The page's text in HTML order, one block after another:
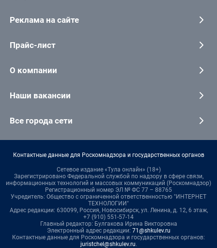
Реклама на сайте
Прайс-лист
О компании
Наши вакансии
Все города сети
Контактные данные для Роскомнадзора и государственных органов
Сетевое издание «Тула онлайн» (18+)
Зарегистрировано Федеральной службой по надзору в сфере связи,
информационных технологий и массовых коммуникаций (Роскомнадзор)
Регистрационный номер ЭЛ № ФС 77 – 88765
Учредитель: Общество с ограниченной ответственностью "ИНТЕРНЕТ
ТЕХНОЛОГИИ"
Адрес редакции: 630099, Россия, Новосибирск, ул. Ленина, д. 12, 6 этаж,
+7 (910) 551-57-14
Главный редактор: Булгакова Ирина Викторовна
Электронный адрес редакции: 71@shkulev.ru
Контактные данные для Роскомнадзора и государственных органов:
juristchel@shkulev.ru.